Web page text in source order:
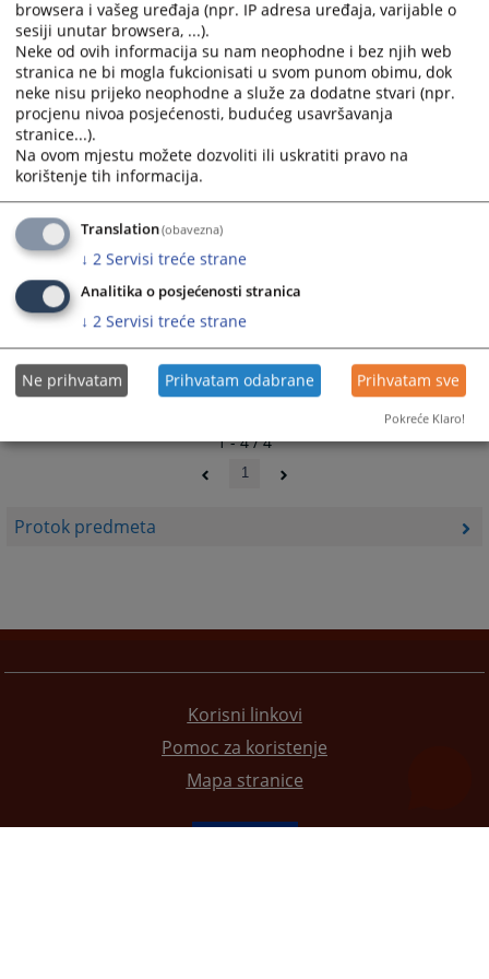
Protok predmeta
and
select
a
date.
Press
the
question
mark
key
get
the
keyboard
shortcuts
for
changing
dates.
and
select
a
date.
Press
question
mark
key
to
get
the
shortcuts
for
changing
dates.
20.08.2009.
Protok predmeta u periodu 01.01.2009. do 30.06.2009.
20.08.2009.
Izvještaj o radu suda u 2008. godini
1 - 4 / 4
1
Korisni linkovi
Pomoc za koristenje
Mapa stranice
browsera i vašeg uređaja (npr. IP adresa uređaja, varijable o
sesiji unutar browsera, ...).
Neke od ovih informacija su nam neophodne i bez njih web
stranica ne bi mogla fukcionisati u svom punom obimu, dok
neke nisu prijeko neophodne a služe za dodatne stvari (npr.
procjenu nivoa posjećenosti, budućeg usavršavanja
stranice...).
Na ovom mjestu možete dozvoliti ili uskratiti pravo na
korištenje tih informacija.
Translation(obavezna)
↓ 2 Servisi treće strane
Analitika o posjećenosti stranica
↓ 2 Servisi treće strane
Ne prihvatam Prihvatam odabrane Prihvatam sve
Pokreće Klaro!